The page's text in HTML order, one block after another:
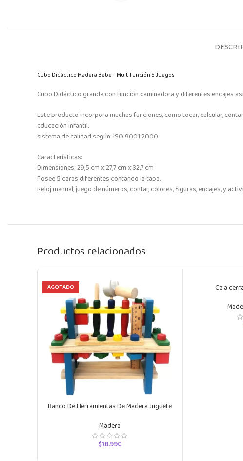
Cubo Didáctico Madera Bebe – Multifunción 5 Juegos
Cubo Didáctico grande con función caminadora y diferentes encajes
Este producto incorpora muchas funciones, como tocar, calcular,
educación infantil.
sistema de calidad según: ISO 9001:2000
Características:
Dimensiones: 29,5 cm x 27,7 cm x 32,7 cm
Posee 5 caras diferentes contando la tapa.
Reloj manual, juego de números, contar, colores, figuras, encajes, y
Productos relacionados
AGOTADO
Banco De Herramientas De Madera Juguete
Madera
$18.990
Caja